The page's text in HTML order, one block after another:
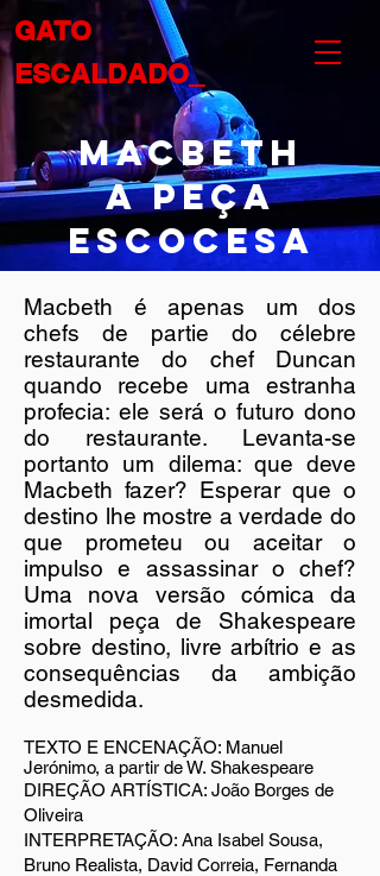
GATO
ESCALDADO_
MACBETH
A PEÇA
ESCOCESA
Macbeth é apenas um dos
chefs de partie do célebre
restaurante do chef Duncan
quando recebe uma estranha
profecia: ele será o futuro dono
do restaurante. Levanta-se
portanto um dilema: que deve
Macbeth fazer? Esperar que o
destino lhe mostre a verdade do
que prometeu ou aceitar o
impulso e assassinar o chef?
Uma nova versão cómica da
imortal peça de Shakespeare
sobre destino, livre arbítrio e as
consequências da ambição
desmedida.
TEXTO E ENCENAÇÃO: Manuel
Jerónimo, a partir de W. Shakespeare
DIREÇÃO ARTÍSTICA: João Borges de
Oliveira
INTERPRETAÇÃO: Ana Isabel Sousa,
Bruno Realista, David Correia, Fernanda